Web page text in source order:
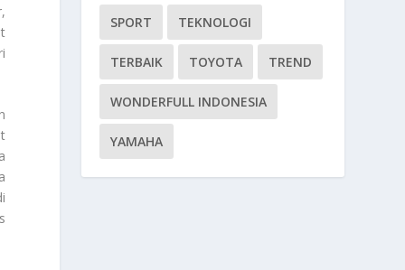
SPORT TEKNOLOGI
TERBAIK TOYOTA TREND
WONDERFULL INDONESIA
YAMAHA